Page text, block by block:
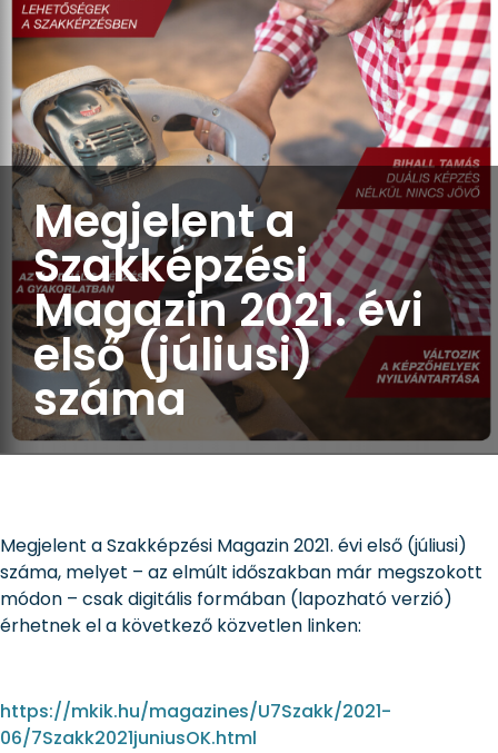
Megjelent a
Szakképzési
Magazin 2021. évi
első (júliusi)
száma
Megjelent a Szakképzési Magazin 2021. évi első (júliusi)
száma, melyet – az elmúlt időszakban már megszokott
módon – csak digitális formában (lapozható verzió)
érhetnek el a következő közvetlen linken:
https://mkik.hu/magazines/U7Szakk/2021-
06/7Szakk2021juniusOK.html